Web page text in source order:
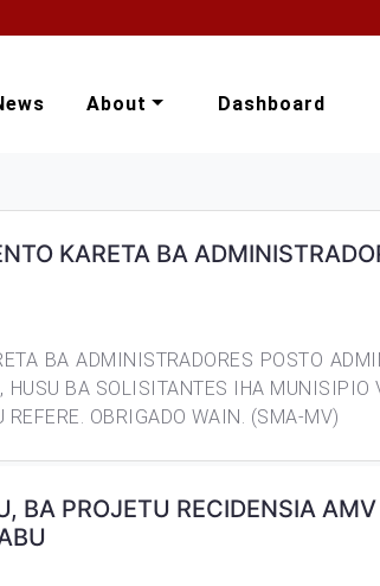
About Dashboard
KARETA BA
BA ADMINISTRADORES POSTO
BA SOLISITANTES IHA MUNISIPIO
OBRIGADO WAIN. (SMA-MV)
BA PROJETU RECIDENSIA